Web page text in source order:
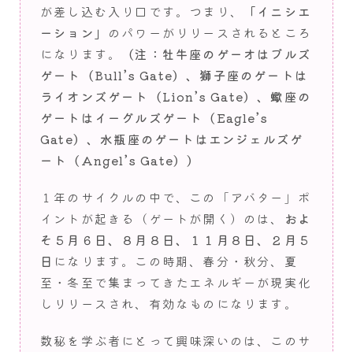
が差し込む入り口です。つまり、
「イニシエ
ーション」 のパワーがリリースされるところ
になります。
（注：牡牛座のゲーオはブルズ
ゲート（Bull’s Gate）、獅子座のゲートは
ライオンズゲート（Lion’s Gate）、蠍座の
ゲートはイーグルズゲート（Eagle’s
Gate）、水瓶座のゲートはエンジェルズゲ
ート（Angel’s Gate））
１年のサイクルの中で、この「アバター」ポ
イントが起きる（ゲートが開く）のは、
およ
そ５月６日、８月８日、１１月８日、２月５
日 になります。この時期、春分・秋分、夏
至・冬至で集まってきたエネルギーが現実化
しリリースされ、有効なものになります。
数秘を学ぶ者にとって興味深いのは、このサ